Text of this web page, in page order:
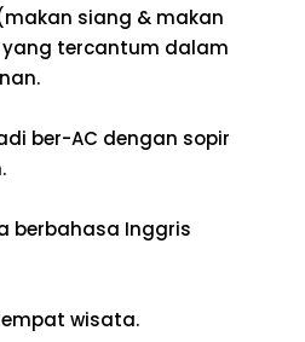
siang & makan
tercantum dalam
ber-AC dengan sopir
berbahasa Inggris
wisata.